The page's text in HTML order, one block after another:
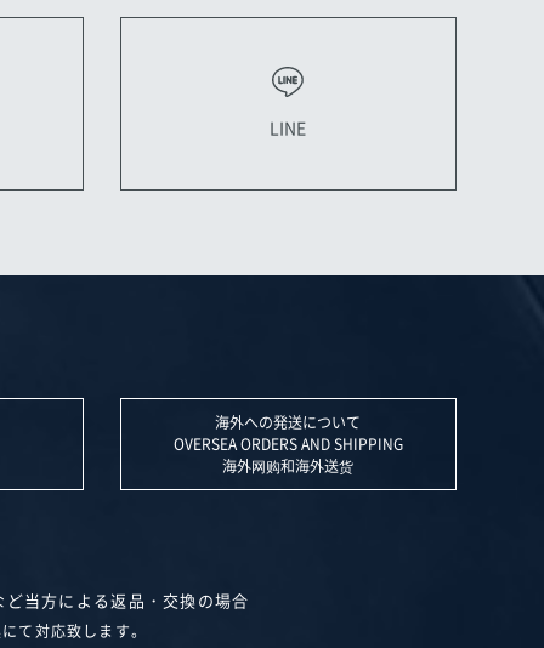
LINE
海外への発送について
OVERSEA ORDERS AND SHIPPING
海外网购和海外送货
当方による返品・交換の場合
て対応致します。